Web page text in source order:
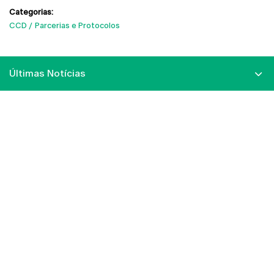
Categorias:
CCD
Parcerias e Protocolos
Últimas Notícias